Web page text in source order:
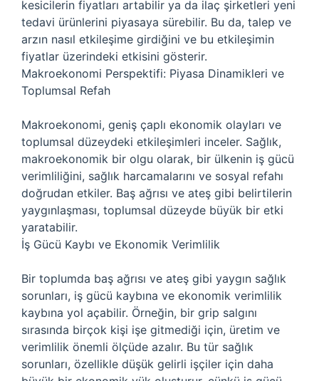
kesicilerin fiyatları artabilir ya da ilaç şirketleri yeni
tedavi ürünlerini piyasaya sürebilir. Bu da, talep ve
arzın nasıl etkileşime girdiğini ve bu etkileşimin
fiyatlar üzerindeki etkisini gösterir.
Makroekonomi Perspektifi: Piyasa Dinamikleri ve
Toplumsal Refah
Makroekonomi, geniş çaplı ekonomik olayları ve
toplumsal düzeydeki etkileşimleri inceler. Sağlık,
makroekonomik bir olgu olarak, bir ülkenin iş gücü
verimliliğini, sağlık harcamalarını ve sosyal refahı
doğrudan etkiler. Baş ağrısı ve ateş gibi belirtilerin
yaygınlaşması, toplumsal düzeyde büyük bir etki
yaratabilir.
İş Gücü Kaybı ve Ekonomik Verimlilik
Bir toplumda baş ağrısı ve ateş gibi yaygın sağlık
sorunları, iş gücü kaybına ve ekonomik verimlilik
kaybına yol açabilir. Örneğin, bir grip salgını
sırasında birçok kişi işe gitmediği için, üretim ve
verimlilik önemli ölçüde azalır. Bu tür sağlık
sorunları, özellikle düşük gelirli işçiler için daha